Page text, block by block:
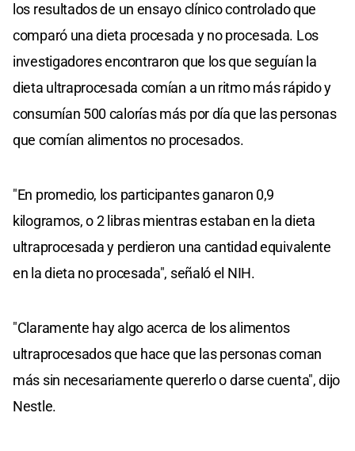
los resultados de un ensayo clínico controlado que
comparó una dieta procesada y no procesada. Los
investigadores encontraron que los que seguían la
dieta ultraprocesada comían a un ritmo más rápido y
consumían 500 calorías más por día que las personas
que comían alimentos no procesados.
"En promedio, los participantes ganaron 0,9
kilogramos, o 2 libras mientras estaban en la dieta
ultraprocesada y perdieron una cantidad equivalente
en la dieta no procesada", señaló el NIH.
"Claramente hay algo acerca de los alimentos
ultraprocesados que hace que las personas coman
más sin necesariamente quererlo o darse cuenta", dijo
Nestle.